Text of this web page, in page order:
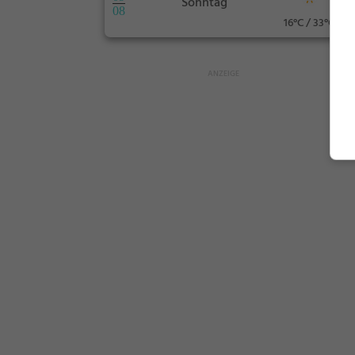
08
16°C / 33°C